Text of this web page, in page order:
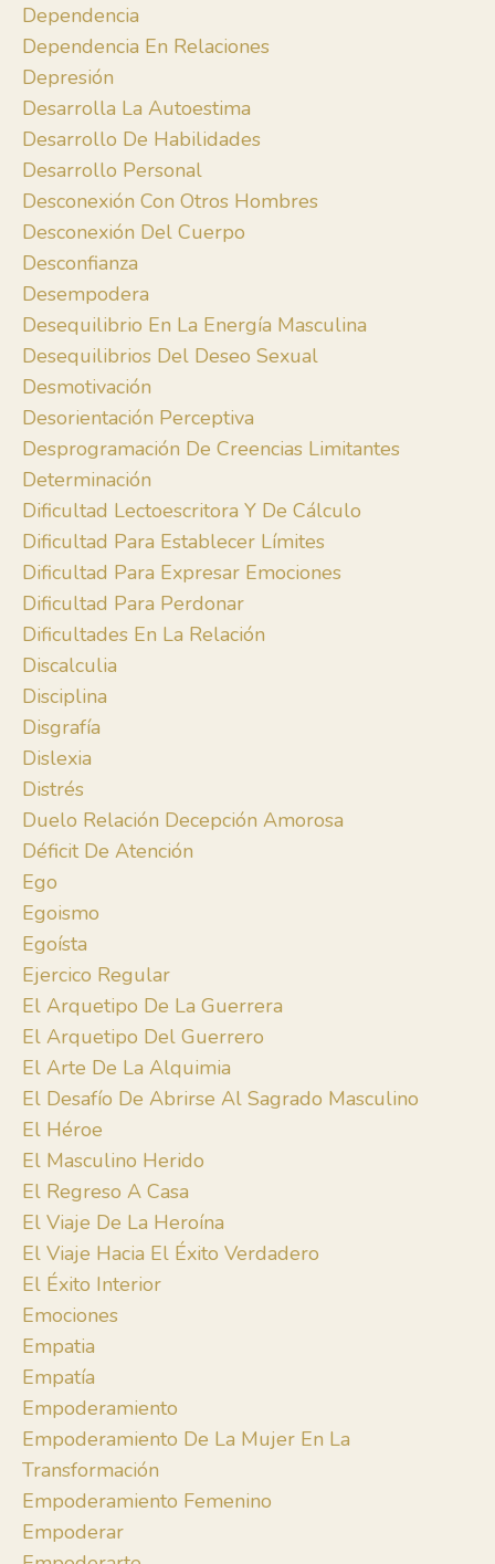
Dependencia
Dependencia En Relaciones
Depresión
Desarrolla La Autoestima
Desarrollo De Habilidades
Desarrollo Personal
Desconexión Con Otros Hombres
Desconexión Del Cuerpo
Desconfianza
Desempodera
Desequilibrio En La Energía Masculina
Desequilibrios Del Deseo Sexual
Desmotivación
Desorientación Perceptiva
Desprogramación De Creencias Limitantes
Determinación
Dificultad Lectoescritora Y De Cálculo
Dificultad Para Establecer Límites
Dificultad Para Expresar Emociones
Dificultad Para Perdonar
Dificultades En La Relación
Discalculia
Disciplina
Disgrafía
Dislexia
Distrés
Duelo Relación Decepción Amorosa
Déficit De Atención
Ego
Egoismo
Egoísta
Ejercico Regular
El Arquetipo De La Guerrera
El Arquetipo Del Guerrero
El Arte De La Alquimia
El Desafío De Abrirse Al Sagrado Masculino
El Héroe
El Masculino Herido
El Regreso A Casa
El Viaje De La Heroína
El Viaje Hacia El Éxito Verdadero
El Éxito Interior
Emociones
Empatia
Empatía
Empoderamiento
Empoderamiento De La Mujer En La
Transformación
Empoderamiento Femenino
Empoderar